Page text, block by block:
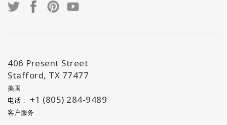
406 Present Street
Stafford, TX 77477
美国
电话：
+1 (805) 284-9489
客户服务